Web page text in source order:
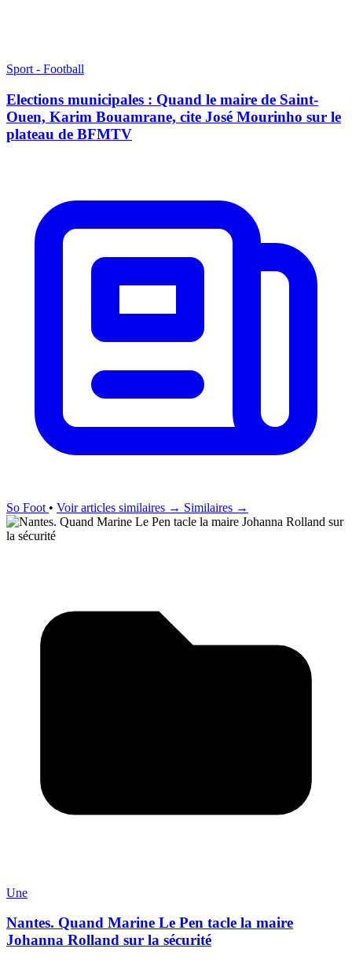
Sport - Football
Elections municipales : Quand le maire de Saint-
Ouen, Karim Bouamrane, cite José Mourinho sur le
plateau de BFMTV
So Foot • Voir articles similaires → Similaires →
Une
Nantes. Quand Marine Le Pen tacle la maire
Johanna Rolland sur la sécurité